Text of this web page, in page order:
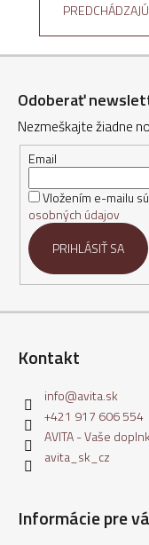
Z
Odoberať
Nezmeškajte žiadne
Email
Vložením e-mailu
osobných údajov
PRIHLÁSIŤ SA
Kontakt
info@avita.sk
+421 917 606 554
AVITA - Vaše
avita_sk_cz
Informácie pre